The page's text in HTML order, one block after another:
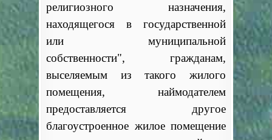
религиозного назначения,
находящегося в государственной
или муниципальной
собственности", гражданам,
выселяемым из такого жилого
помещения, наймодателем
предоставляется другое
благоустроенное жилое помещение